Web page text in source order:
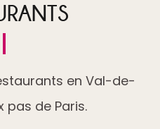
en Val-de-
pas de Paris.